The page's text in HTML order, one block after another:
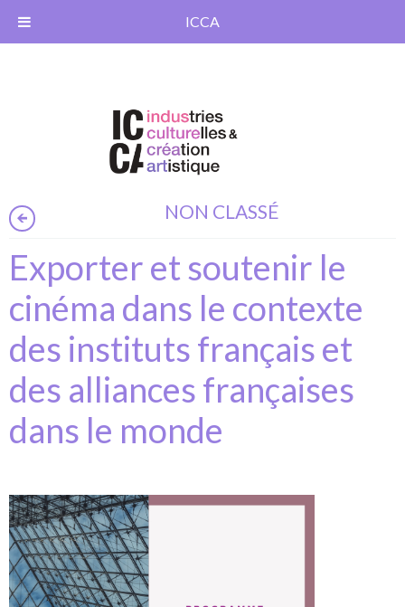
NON CLASSÉ
Exporter et soutenir le
cinéma dans le contexte
des instituts français et
des alliances françaises
dans le monde
ICCA